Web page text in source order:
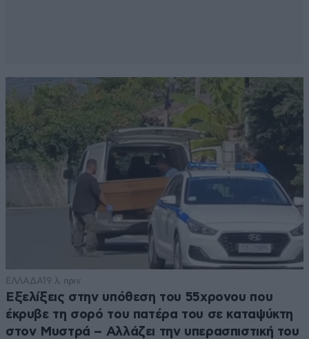
ΕΛΛΑΔΑ19 λ. πριν
Εξελίξεις στην υπόθεση του 55χρονου που
έκρυβε τη σορό του πατέρα του σε καταψύκτη
στον Μυστρά – Αλλάζει την υπερασπιστική του